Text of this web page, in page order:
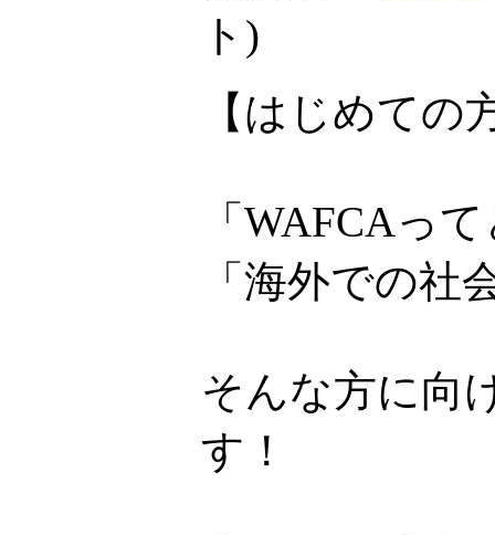
ト )
【はじめての
「WAFCAっ
「海外での社
そんな方に向
す！